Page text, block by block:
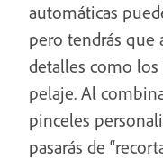
automáticas
pero tendrás que
detalles como
pelaje. Al
pinceles
pasarás de